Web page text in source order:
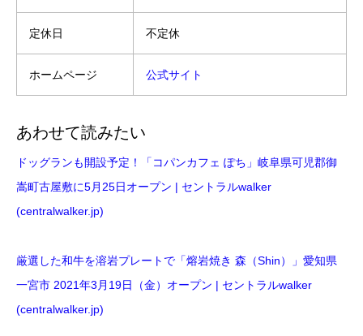
定休日 不定休
ホームページ 公式サイト
あわせて読みたい
ドッグランも開設予定！「コパンカフェ ぽち」岐阜県可児郡御
嵩町古屋敷に5月25日オープン | セントラルwalker
(centralwalker.jp)
厳選した和牛を溶岩プレートで「熔岩焼き 森（Shin）」愛知県
一宮市 2021年3月19日（金）オープン | セントラルwalker
(centralwalker.jp)